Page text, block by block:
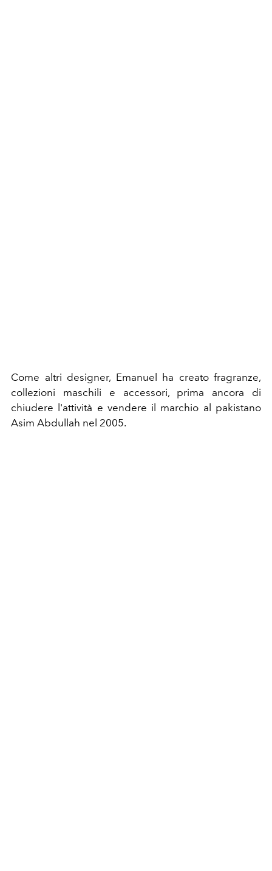
Come altri designer, Emanuel ha creato fragranze,
collezioni maschili e accessori, prima ancora di
chiudere l'attività e vendere il marchio al pakistano
Asim Abdullah nel 2005.